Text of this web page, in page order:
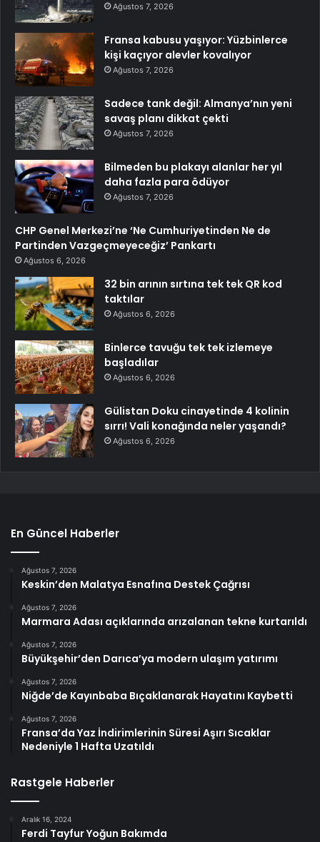
Ağustos 7, 2026
Fransa kabusu yaşıyor: Yüzbinlerce
kişi kaçıyor alevler kovalıyor
Ağustos 7, 2026
Sadece tank değil: Almanya’nın yeni
savaş planı dikkat çekti
Ağustos 7, 2026
Bilmeden bu plakayı alanlar her yıl
daha fazla para ödüyor
Ağustos 7, 2026
CHP Genel Merkezi’ne ‘Ne Cumhuriyetinden Ne de
Partinden Vazgeçmeyeceğiz’ Pankartı
Ağustos 6, 2026
32 bin arının sırtına tek tek QR kod
taktılar
Ağustos 6, 2026
Binlerce tavuğu tek tek izlemeye
başladılar
Ağustos 6, 2026
Gülistan Doku cinayetinde 4 kolinin
sırrı! Vali konağında neler yaşandı?
Ağustos 6, 2026
En Güncel Haberler
Ağustos 7, 2026
Keskin’den Malatya Esnafına Destek Çağrısı
Ağustos 7, 2026
Marmara Adası açıklarında arızalanan tekne kurtarıldı
Ağustos 7, 2026
Büyükşehir’den Darıca’ya modern ulaşım yatırımı
Ağustos 7, 2026
Niğde’de Kayınbaba Bıçaklanarak Hayatını Kaybetti
Ağustos 7, 2026
Fransa’da Yaz İndirimlerinin Süresi Aşırı Sıcaklar
Nedeniyle 1 Hafta Uzatıldı
Rastgele Haberler
Aralık 16, 2024
Ferdi Tayfur Yoğun Bakımda